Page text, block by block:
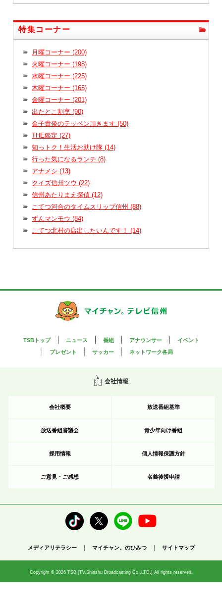
特集コーナー
月曜コーナー (200)
火曜コーナー (198)
水曜コーナー (225)
木曜コーナー (165)
金曜コーナー (201)
出たとこ割烹 (90)
金子貴俊のテッペン頂きます (50)
THE鑑定 (27)
知っトク！生活お助け隊 (14)
行った気になるランチ (8)
アナメシ (13)
クイズ信州ツウ (22)
信州あたりまえ探偵 (12)
こてつ河合のタイムスリップ信州 (88)
ずんマンモウ (84)
こてつ北村の店出したいんです！ (14)
TSBトップ ニュース 番組 アナウンサー
イベント
プレゼント
サッカー ネットワーク各局
会社情報
会社概要 放送番組基準
放送番組審議会 青少年向け番組
採用情報 個人情報保護方針
ご意見・ご感想 名義後援申請
メディアリテラシー マイチャン。のひみつ サイトマップ
Copyright © 2026 TSB [TV.Shinshu Broadcasting Co.,LTD.] All rights reserved.